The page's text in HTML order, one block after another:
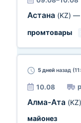
Астана (KZ) —
промтовары
5 дней назад
10.08
Алма-Ата (KZ)
майонез